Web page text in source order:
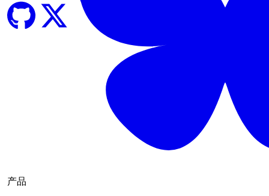
产品